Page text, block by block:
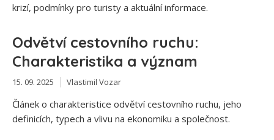
krizí, podmínky pro turisty a aktuální informace.
Odvětví cestovního ruchu:
Charakteristika a význam
15. 09. 2025 Vlastimil Vozar
Článek o charakteristice odvětví cestovního ruchu, jeho
definicích, typech a vlivu na ekonomiku a společnost.